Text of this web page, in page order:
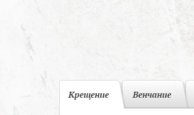
Крещение Венчание